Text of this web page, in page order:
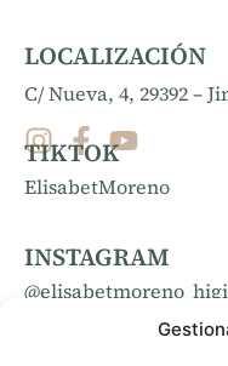
LOCALIZACIÓN
C/ Nueva, 4, 29392 –
TIKTOK
ElisabetMoreno
INSTAGRAM